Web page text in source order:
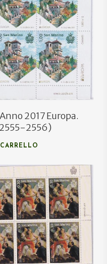
2017 Europa.
2556)